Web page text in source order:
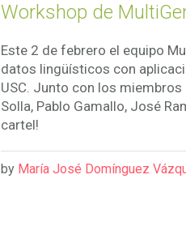
Workshop de
Este 2 de febrero el equipo
datos lingüísticos con
USC. Junto con los
Solla, Pablo Gamallo, José
cartel!
by María José Domínguez